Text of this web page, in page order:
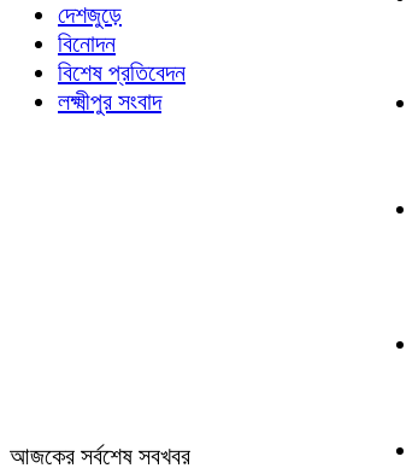
দেশজুড়ে
বিনোদন
বিশেষ প্রতিবেদন
লক্ষ্মীপুর সংবাদ
আজকের সর্বশেষ সবখবর